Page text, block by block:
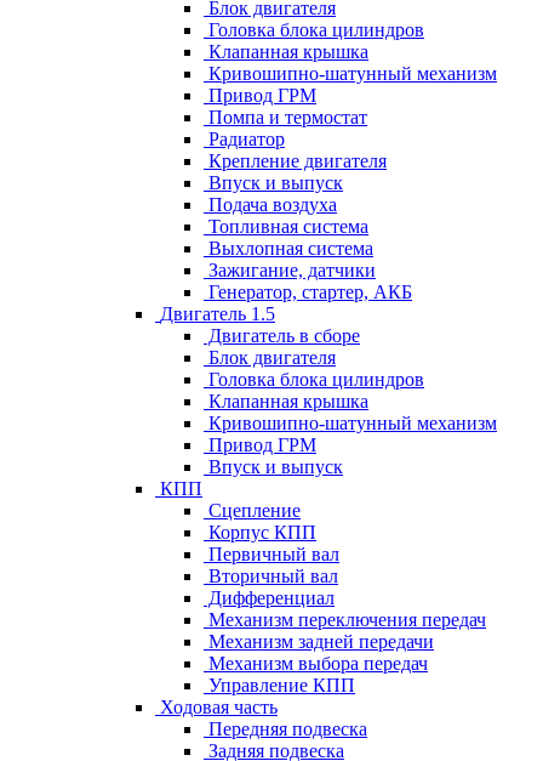
Блок двигателя
Головка блока цилиндров
Клапанная крышка
Кривошипно-шатунный механизм
Привод ГРМ
Помпа и термостат
Радиатор
Крепление двигателя
Впуск и выпуск
Подача воздуха
Топливная система
Выхлопная система
Зажигание, датчики
Генератор, стартер, АКБ
Двигатель 1.5
Двигатель в сборе
Блок двигателя
Головка блока цилиндров
Клапанная крышка
Кривошипно-шатунный механизм
Привод ГРМ
Впуск и выпуск
КПП
Сцепление
Корпус КПП
Первичный вал
Вторичный вал
Дифференциал
Механизм переключения передач
Механизм задней передачи
Механизм выбора передач
Управление КПП
Ходовая часть
Передняя подвеска
Задняя подвеска